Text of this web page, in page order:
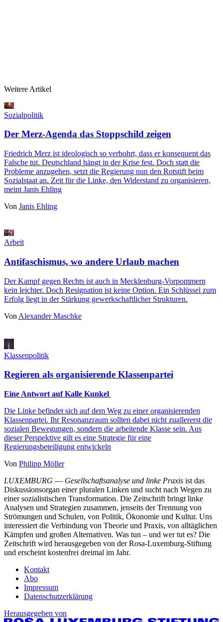
Weitere Artikel
Sozialpolitik
Der Merz-Agenda das Stoppschild zeigen
Friedrich Merz ist ideologisch so verbohrt, dass er konsequent das
Falsche tut. Deutschland hängt in der Krise fest. Doch statt die
Probleme anzugehen, setzt die Regierung nun den Rotstift beim
Sozialstaat an. Zeit für die Linke, den Widerstand zu organisieren,
meint Janis Ehling
Von Janis Ehling
Arbeit
Antifaschismus, wo andere Urlaub machen
Der Kampf gegen Rechts ist auch in Mecklenburg-Vorpommern
kein leichter. Doch Resignation ist keine Option. Ein Schlüssel zum
Erfolg liegt in der Stärkung gewerkschaftlicher Strukturen.
Von Alexander Maschke
Klassenpolitik
Regieren als organisierende Klassenpartei
Eine Antwort auf Kalle Kunkel
Die Linke befindet sich auf dem Weg zu einer organisierenden
Klassenpartei. Ihr Resonanzraum sollten dabei nicht zuallererst die
sozialen Bewegungen, sondern die arbeitende Klasse sein. Aus
dieser Perspektive gilt es eine Strategie für eine
Regierungsbeteiligung entwickeln
Von Philipp Möller
LUXEMBURG — Gesellschaftsanalyse und linke Praxis ist das
Diskussionsorgan einer pluralen Linken und sucht nach Wegen zu
einer sozialistischen Transformation. Die Zeitschrift bringt linke
Analysen und Strategien zusammen, jenseits der Trennung von
Strömungen und Schulen, von Politik, Ökonomie und Kultur. Uns
interessiert die Verbindung von Theorie und Praxis, von alltäglichen
Kämpfen und großen Alternativen. Was tun – und wer tut es? Die
Zeitschrift wird herausgegeben von der Rosa-Luxemburg-Stiftung
und erscheint kostenfrei dreimal im Jahr.
Kontakt
Abo
Impressum
Datenschutzerklärung
Herausgegeben von